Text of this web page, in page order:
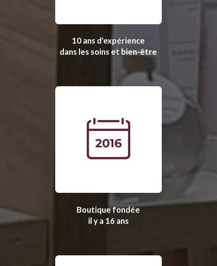
10 ans d'expérience
dans les soins et bien-être
Boutique fondée
il y a 16 ans